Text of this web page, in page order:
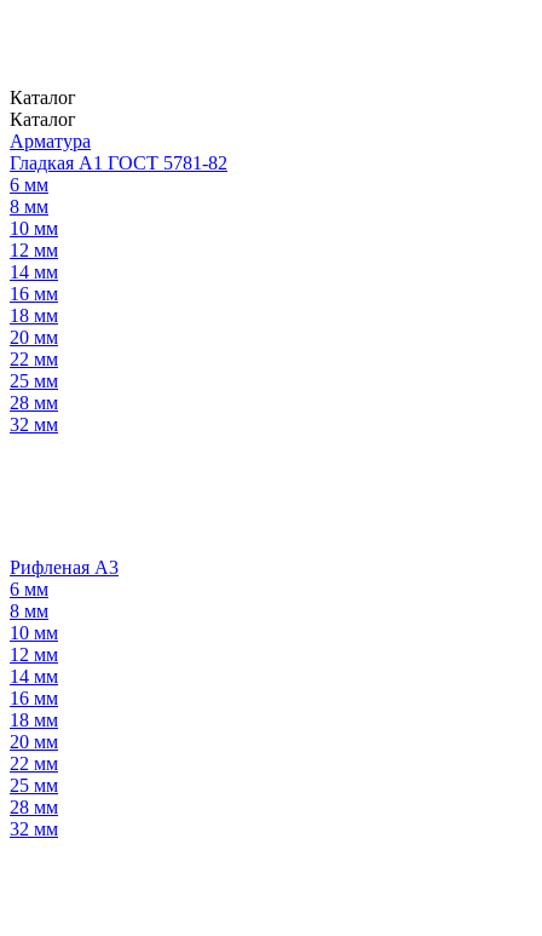
Каталог
Каталог
Арматура
Гладкая А1 ГОСТ 5781-82
6 мм
8 мм
10 мм
12 мм
14 мм
16 мм
18 мм
20 мм
22 мм
25 мм
28 мм
32 мм
Рифленая А3
6 мм
8 мм
10 мм
12 мм
14 мм
16 мм
18 мм
20 мм
22 мм
25 мм
28 мм
32 мм